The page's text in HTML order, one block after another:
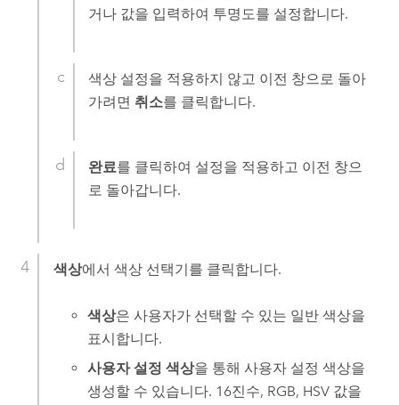
거나 값을 입력하여 투명도를 설정합니다.
색상 설정을 적용하지 않고 이전 창으로 돌아
가려면 취소를 클릭합니다.
완료를 클릭하여 설정을 적용하고 이전 창으
로 돌아갑니다.
색상에서 색상 선택기를 클릭합니다.
색상은 사용자가 선택할 수 있는 일반 색상을
표시합니다.
사용자 설정 색상을 통해 사용자 설정 색상을
생성할 수 있습니다. 16진수, RGB, HSV 값을